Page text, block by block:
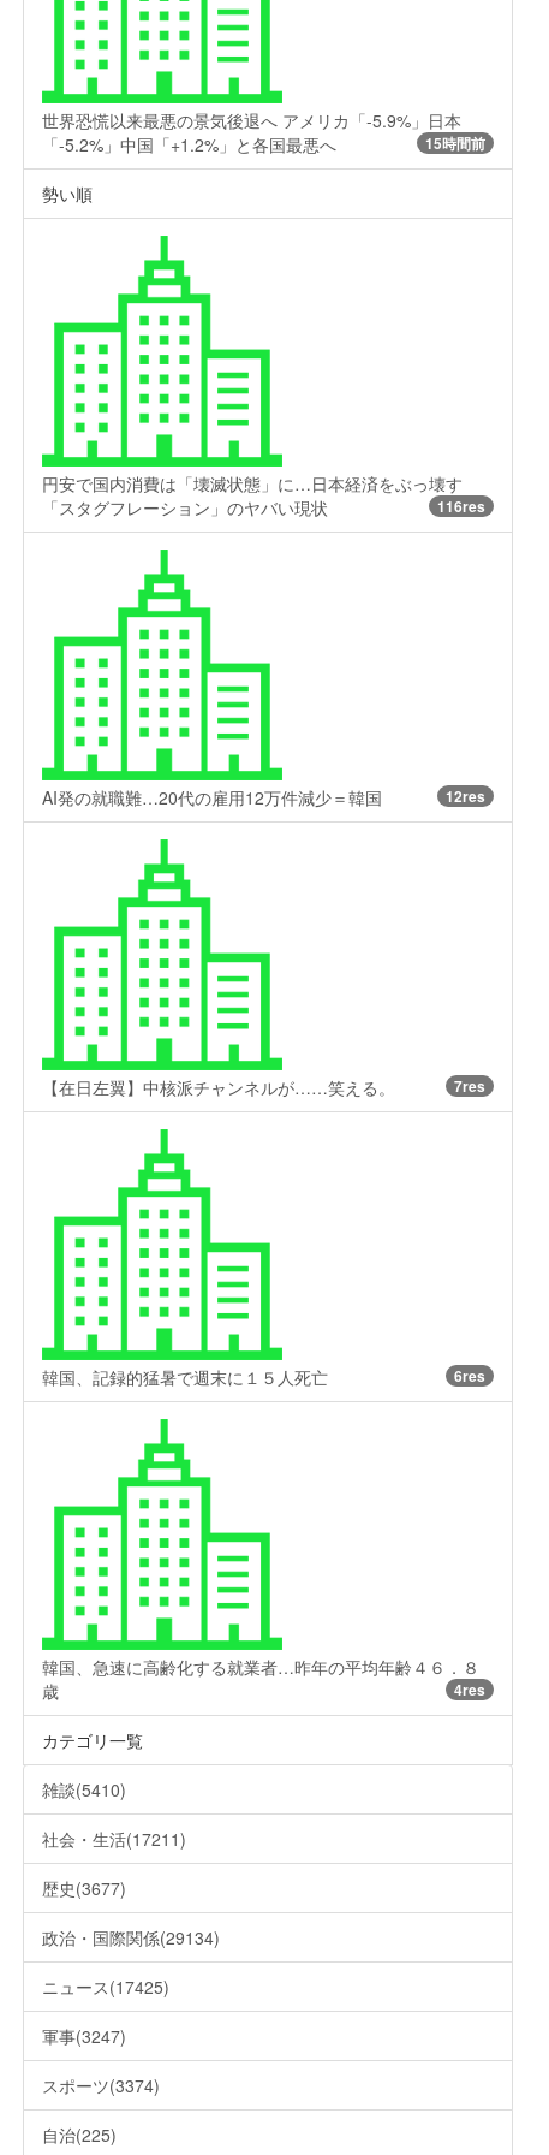
世界恐慌以来最悪の景気後退へ アメリカ「-5.9%」日本
「-5.2%」中国「+1.2%」と各国最悪へ
15時間前
勢い順
円安で国内消費は「壊滅状態」に…日本経済をぶっ壊す
「スタグフレーション」のヤバい現状
116res
AI発の就職難…20代の雇用12万件減少＝韓国 12res
【在日左翼】中核派チャンネルが……笑える。 7res
韓国、記録的猛暑で週末に１５人死亡 6res
韓国、急速に高齢化する就業者…昨年の平均年齢４６．８
歳
4res
カテゴリ一覧
雑談(5410)
社会・生活(17211)
歴史(3677)
政治・国際関係(29134)
ニュース(17425)
軍事(3247)
スポーツ(3374)
自治(225)